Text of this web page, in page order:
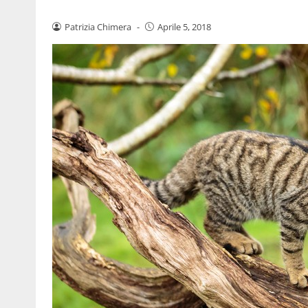
Patrizia Chimera - Aprile 5, 2018